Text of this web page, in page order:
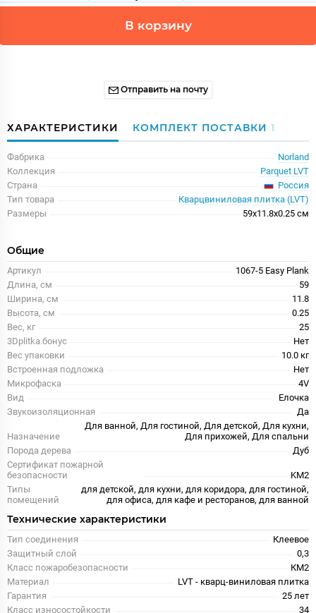
В корзину
Отправить на почту
ХАРАКТЕРИСТИКИ КОМПЛЕКТ ПОСТАВКИ 1
Фабрика
Norland
Коллекция
Parquet LVT
Страна
Россия
Тип товара
Кварцвиниловая плитка (LVT)
Размеры
59x11.8x0.25 см
Общие
Артикул
1067-5 Easy Plank
Длина, см
59
Ширина, см
11.8
Высота, см
0.25
Вес, кг
25
3Dplitka.бонус
Нет
Вес упаковки
10.0 кг
Встроенная подложка
Нет
Микрофаска
4V
Вид
Елочка
Звукоизоляционная
Да
Назначение
Для ванной, Для гостиной, Для детской, Для кухни,
Для прихожей, Для спальни
Порода дерева
Дуб
Сертификат пожарной
безопасности
KM2
Типы
помещений
для детской, для кухни, для коридора, для гостиной,
для офиса, для кафе и ресторанов, для ванной
Технические характеристики
Тип соединения
Клеевое
Защитный слой
0,3
Класс пожаробезопасности
КМ2
Материал
LVT - кварц-виниловая плитка
Гарантия
25 лет
Класс износостойкости
34